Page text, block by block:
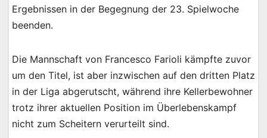
Ergebnissen in der Begegnung der 23. Spielwoche
beenden.
Die Mannschaft von Francesco Farioli kämpfte zuvor
um den Titel, ist aber inzwischen auf den dritten Platz
in der Liga abgerutscht, während ihre Kellerbewohner
trotz ihrer aktuellen Position im Überlebenskampf
nicht zum Scheitern verurteilt sind.